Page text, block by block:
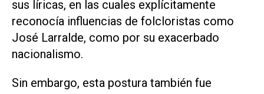
sus líricas, en las cuales explícitamente
reconocía influencias de folcloristas como
José Larralde, como por su exacerbado
nacionalismo.
Sin embargo, esta postura también fue